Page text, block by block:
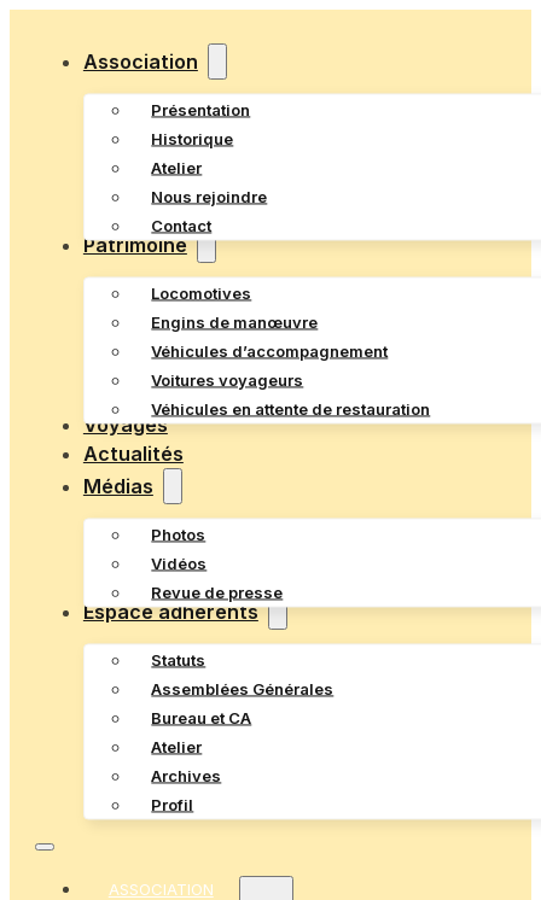
Association
Présentation
Historique
Atelier
Nous rejoindre
Contact
Patrimoine
Locomotives
Engins de manœuvre
Véhicules d’accompagnement
Voitures voyageurs
Véhicules en attente de restauration
Voyages
Actualités
Médias
Photos
Vidéos
Revue de presse
Espace adhérents
Statuts
Assemblées Générales
Bureau et CA
Atelier
Archives
Profil
ASSOCIATION